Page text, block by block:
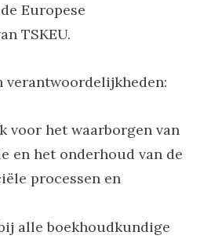
Europese
TSKEU.
verantwoordelijkheden:
voor het waarborgen van
en het onderhoud van de
processen en
alle boekhoudkundige